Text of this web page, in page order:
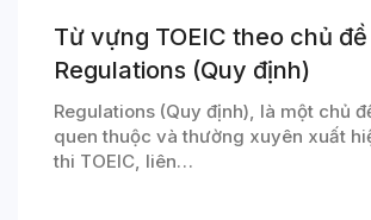
Từ vựng TOEIC theo chủ đề
Regulations (Quy định)
Regulations (Quy định), là một chủ
quen thuộc và thường xuyên xuất
thi TOEIC, liên…